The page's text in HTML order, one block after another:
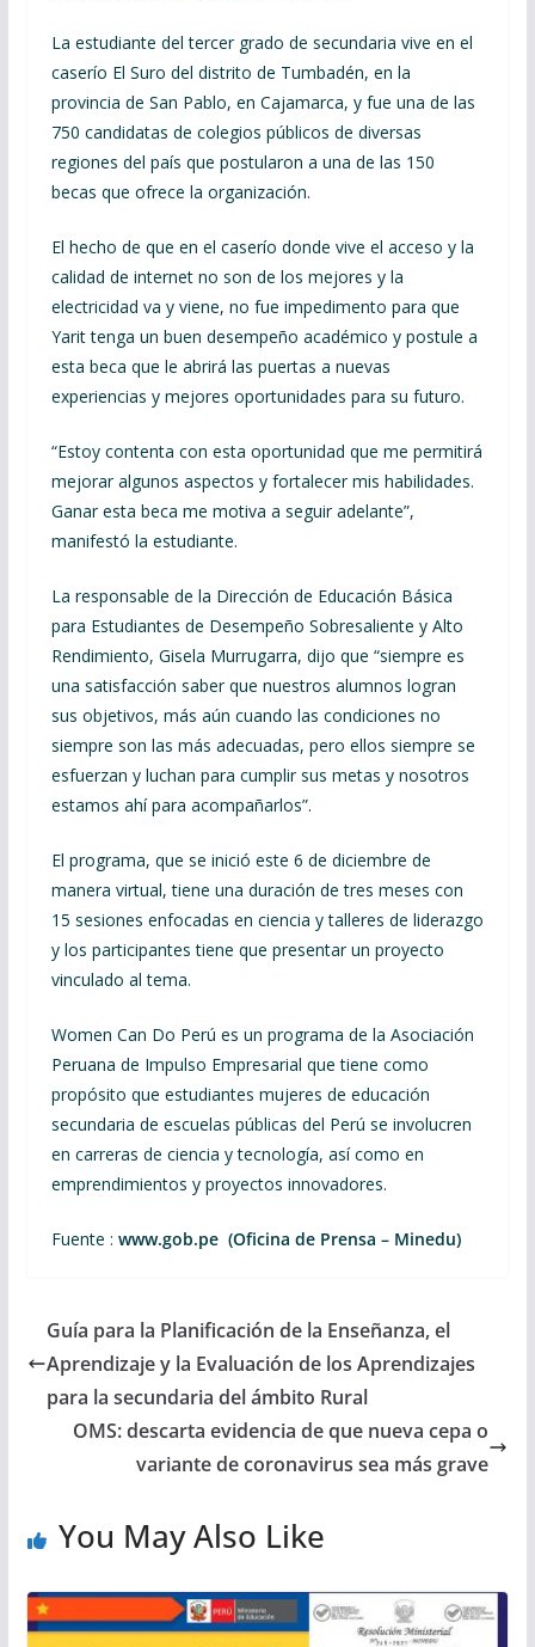
La estudiante del tercer grado de secundaria vive en el
caserío El Suro del distrito de Tumbadén, en la
provincia de San Pablo, en Cajamarca, y fue una de las
750 candidatas de colegios públicos de diversas
regiones del país que postularon a una de las 150
becas que ofrece la organización.
El hecho de que en el caserío donde vive el acceso y la
calidad de internet no son de los mejores y la
electricidad va y viene, no fue impedimento para que
Yarit tenga un buen desempeño académico y postule a
esta beca que le abrirá las puertas a nuevas
experiencias y mejores oportunidades para su futuro.
“Estoy contenta con esta oportunidad que me permitirá
mejorar algunos aspectos y fortalecer mis habilidades.
Ganar esta beca me motiva a seguir adelante”,
manifestó la estudiante.
La responsable de la Dirección de Educación Básica
para Estudiantes de Desempeño Sobresaliente y Alto
Rendimiento, Gisela Murrugarra, dijo que “siempre es
una satisfacción saber que nuestros alumnos logran
sus objetivos, más aún cuando las condiciones no
siempre son las más adecuadas, pero ellos siempre se
esfuerzan y luchan para cumplir sus metas y nosotros
estamos ahí para acompañarlos”.
El programa, que se inició este 6 de diciembre de
manera virtual, tiene una duración de tres meses con
15 sesiones enfocadas en ciencia y talleres de liderazgo
y los participantes tiene que presentar un proyecto
vinculado al tema.
Women Can Do Perú es un programa de la Asociación
Peruana de Impulso Empresarial que tiene como
propósito que estudiantes mujeres de educación
secundaria de escuelas públicas del Perú se involucren
en carreras de ciencia y tecnología, así como en
emprendimientos y proyectos innovadores.
Fuente : www.gob.pe (Oficina de Prensa – Minedu)
Guía para la Planificación de la Enseñanza, el
Aprendizaje y la Evaluación de los Aprendizajes
para la secundaria del ámbito Rural
OMS: descarta evidencia de que nueva cepa o
variante de coronavirus sea más grave
You May Also Like